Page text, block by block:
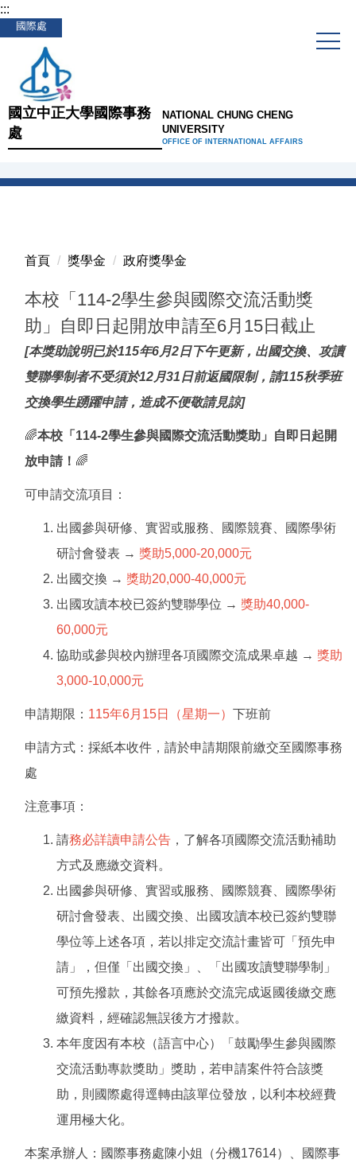
跳
到
內
容
區
:::
國際處
國立中正大學國際事務
處
NATIONAL CHUNG CHENG
UNIVERSITY
OFFICE OF INTERNATIONAL AFFAIRS
首頁 獎學金 政府獎學金
本校「114-2學生參與國際交流活動獎
助」自即日起開放申請至6月15日截止
[本獎助說明已於115年6月2日下午更新，出國交換、攻讀
雙聯學制者不受須於12月31日前返國限制，請115秋季班
交換學生踴躍申請，造成不便敬請見諒]
🌈本校「114-2學生參與國際交流活動獎助」自即日起開
放申請！ 🌈
可申請交流項目：
出國參與研修、實習或服務、國際競賽、國際學術
研討會發表 → 獎助5,000-20,000元
出國交換 → 獎助20,000-40,000元
出國攻讀本校已簽約雙聯學位 → 獎助40,000-
60,000元
協助或參與校內辦理各項國際交流成果卓越 → 獎助
3,000-10,000元
申請期限： 115年6月15日（星期一） 下班前
申請方式：採紙本收件，請於申請期限前繳交至國際事務
處
注意事項：
請務必詳讀申請公告 ，了解各項國際交流活動補助
方式及應繳交資料。
出國參與研修、實習或服務、國際競賽、國際學術
研討會發表、出國交換、出國攻讀本校已簽約雙聯
學位等上述各項，若以排定交流計畫皆可「預先申
請」，但僅「出國交換」、「出國攻讀雙聯學制」
可預先撥款，其餘各項應於交流完成返國後繳交應
繳資料，經確認無誤後方才撥款。
本年度因有本校（語言中心）「鼓勵學生參與國際
交流活動專款獎助」獎助，若申請案件符合該獎
助，則國際處得逕轉由該單位發放，以利本校經費
運用極大化。
本案承辦人：國際事務處陳小姐（分機17614）、國際事